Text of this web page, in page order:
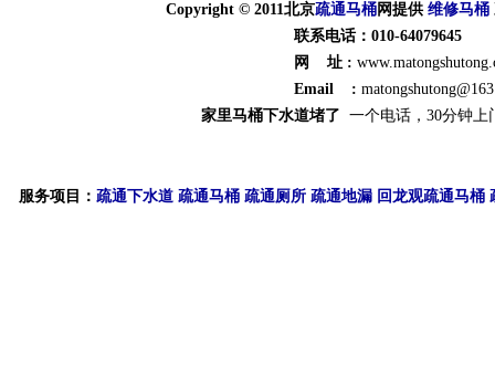
Copyright © 2011北京疏通马桶网提供 维修马桶
联系电话：010-64079645
网 址 :
Email :
家里马桶下水道堵了 一个电话，30分钟上
服务项目： 疏通下水道 疏通马桶 疏通厕所 疏通地漏 回龙观疏通马桶